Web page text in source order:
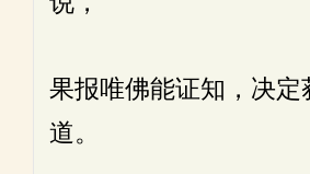
果报唯佛能证知，决定
道。